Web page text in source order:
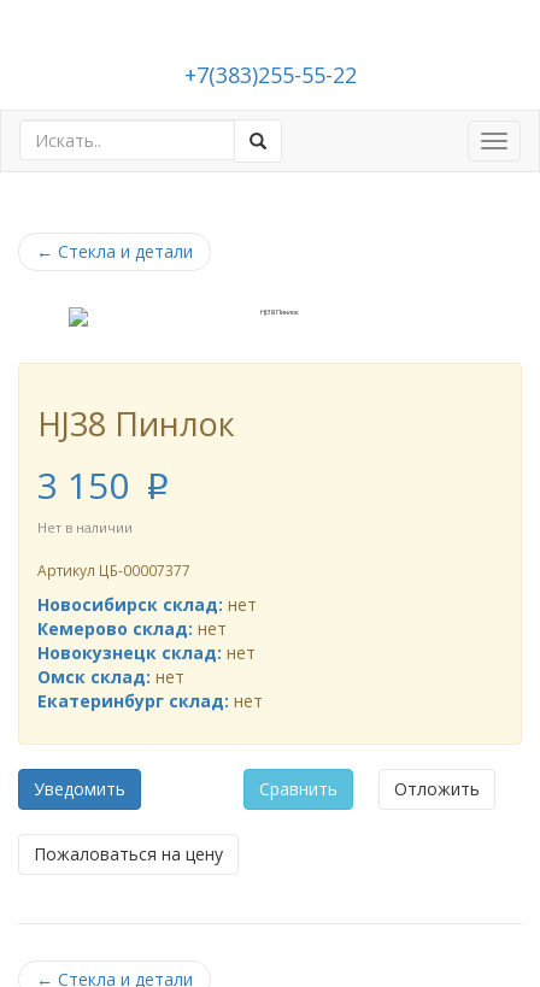
+7(383)255-55-22
← Стекла и детали
HJ38 Пинлок
3 150 p
Нет в наличии
Артикул ЦБ-00007377
Новосибирск склад: нет
Кемерово склад: нет
Новокузнецк склад: нет
Омск склад: нет
Екатеринбург склад: нет
Уведомить Сравнить Отложить
Пожаловаться на цену
← Стекла и детали